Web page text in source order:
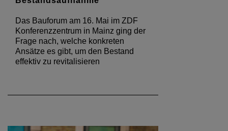
Das Bauforum am 16. Mai im ZDF
Konferenzzentrum in Mainz ging der
Frage nach, welche konkreten
Ansätze es gibt, um den Bestand
effektiv zu revitalisieren